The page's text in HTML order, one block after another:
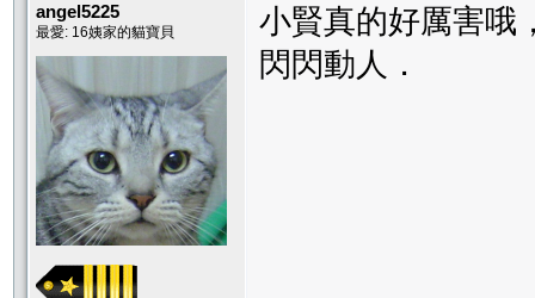
angel5225
最愛: 16姨家的貓寶貝
小賢真的好厲害哦
閃閃動人．